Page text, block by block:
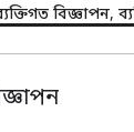
বিজ্ঞাপন,